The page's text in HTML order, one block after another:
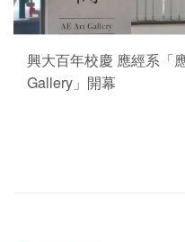
興大百年校慶 應經系「
Gallery」開幕